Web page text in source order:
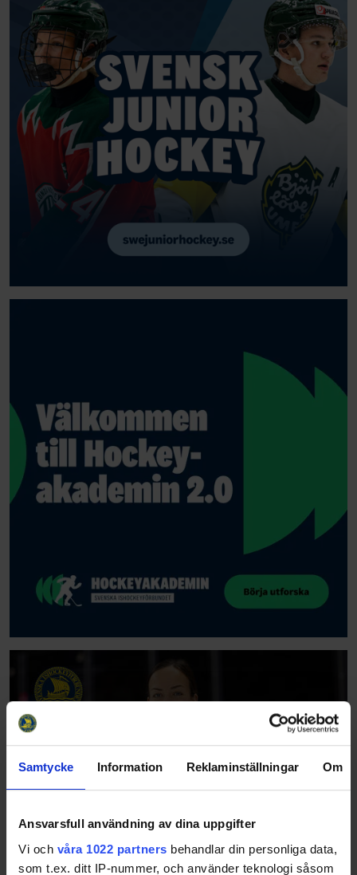
Samtycke Information Reklaminställningar Om
Ansvarsfull användning av dina uppgifter
Vi och våra 1022 partners behandlar din personliga data,
som t.ex. ditt IP-nummer, och använder teknologi såsom